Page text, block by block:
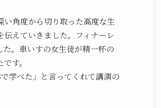
角度から切り取った高度な生
えていきました。フィナーレ
。車いすの女生徒が精一杯の
す。
学べた」と言ってくれて講演の